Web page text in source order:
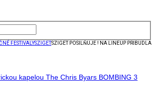
FESTIVALYSZIGETSZIGET POSILŇUJE ! NA LINEUP PRIBUDLA